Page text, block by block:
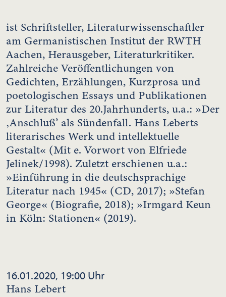
ist Schriftsteller, Literaturwissenschaftler
am Germanistischen Institut der RWTH
Aachen, Herausgeber, Literaturkritiker.
Zahlreiche Veröffentlichungen von
Gedichten, Erzählungen, Kurzprosa und
poetologischen Essays und Publikationen
zur Literatur des 20.Jahrhunderts, u.a.: »Der
‚Anschluß’ als Sündenfall. Hans Leberts
literarisches Werk und intellektuelle
Gestalt« (Mit e. Vorwort von Elfriede
Jelinek/1998). Zuletzt erschienen u.a.:
»Einführung in die deutschsprachige
Literatur nach 1945« (CD, 2017); »Stefan
George« (Biografie, 2018); »Irmgard Keun
in Köln: Stationen« (2019).
16.01.2020, 19:00 Uhr
Hans Lebert